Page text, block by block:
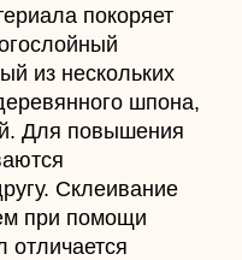
покоряет
из нескольких
шпона,
Для повышения
Склеивание
при помощи
отличается